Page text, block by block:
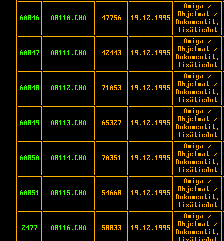
60846 AR110.LHA 47756 19.12.1995
Amiga /
Ohjelmat /
Dokumentit,
lisätiedot
60847 AR111.LHA 42443 19.12.1995
Amiga /
Ohjelmat /
Dokumentit,
lisätiedot
60848 AR112.LHA 71053 19.12.1995
Amiga /
Ohjelmat /
Dokumentit,
lisätiedot
60849 AR113.LHA 65327 19.12.1995
Amiga /
Ohjelmat /
Dokumentit,
lisätiedot
60850 AR114.LHA 70351 19.12.1995
Amiga /
Ohjelmat /
Dokumentit,
lisätiedot
60851 AR115.LHA 54668 19.12.1995
Amiga /
Ohjelmat /
Dokumentit,
lisätiedot
2477 AR116.LHA 58833 19.12.1995
Amiga /
Ohjelmat /
Dokumentit,